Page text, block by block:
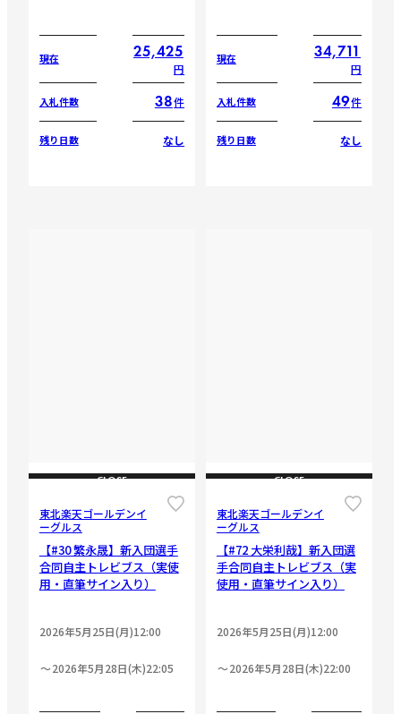
現在 25,425
円
入札件数 38件
残り日数 なし
現在 34,711
円
入札件数 49件
残り日数 なし
CLOSE
東北楽天ゴールデンイ
ーグルス
【#30 繁永晟】新入団選手
合同自主トレビブス（実使
用・直筆サイン入り）
2026年5月25日(月)12:00
2026年5月28日(木)22:05
CLOSE
東北楽天ゴールデンイ
ーグルス
【#72 大栄利哉】新入団選
手合同自主トレビブス（実
使用・直筆サイン入り）
2026年5月25日(月)12:00
2026年5月28日(木)22:00